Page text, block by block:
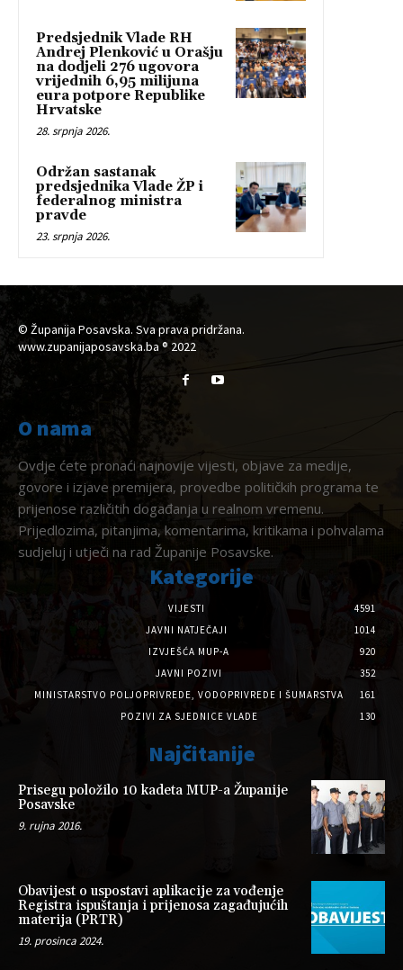
Predsjednik Vlade RH
Andrej Plenković u Orašju
na dodjeli 276 ugovora
vrijednih 6,95 milijuna
eura potpore Republike
Hrvatske
28. srpnja 2026.
Održan sastanak
predsjednika Vlade ŽP i
federalnog ministra
pravde
23. srpnja 2026.
© Županija Posavska. Sva prava pridržana.
www.zupanijaposavska.ba ® 2022
O nama
Ovdje ćete pronaći najnovije vijesti, objave za medije,
govore i izjave premijera, provedbe političkih programa te
prijenose različitih događanja u realnom vremenu.
Prijedlozima, pitanjima, komentarima, kritikama i pohvalama
sudjeluj i utječi na rad Županije Posavske.
Kategorije
VIJESTI
4591
JAVNI NATJEČAJI
1014
IZVJEŠĆA MUP-A
920
JAVNI POZIVI
352
MINISTARSTVO POLJOPRIVREDE, VODOPRIVREDE I ŠUMARSTVA
161
POZIVI ZA SJEDNICE VLADE
130
Najčitanije
Prisegu položilo 10 kadeta MUP-a Županije
Posavske
9. rujna 2016.
Obavijest o uspostavi aplikacije za vođenje
Registra ispuštanja i prijenosa zagađujućih
materija (PRTR)
19. prosinca 2024.